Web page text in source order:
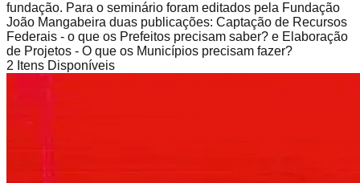
fundação. Para o seminário foram editados pela Fundação
João Mangabeira duas publicações: Captação de Recursos
Federais - o que os Prefeitos precisam saber? e Elaboração
de Projetos - O que os Municípios precisam fazer?
2 Itens Disponíveis